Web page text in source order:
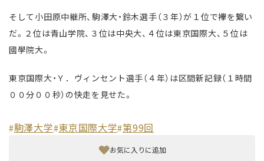
そして小田原中継所、駒澤大・鈴木選手（３年）が１位で襷を繋い
だ。２位は青山学院、３位は中央大、４位は東京国際大、５位は
國學院大。
東京国際大・Ｙ．ヴィンセント選手（４年）は区間新記録（１時間
００分００秒）の快走を見せた。
#駒澤大学#東京国際大学#第99回
お気に入りに追加